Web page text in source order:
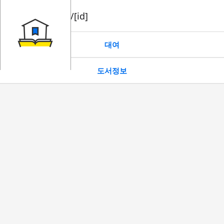
book/rent/[id]
대여
도서정보